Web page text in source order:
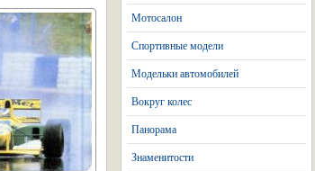
Мотосалон
Спортивные модели
Модельки автомобилей
Вокруг колес
Панорама
Знаменитости